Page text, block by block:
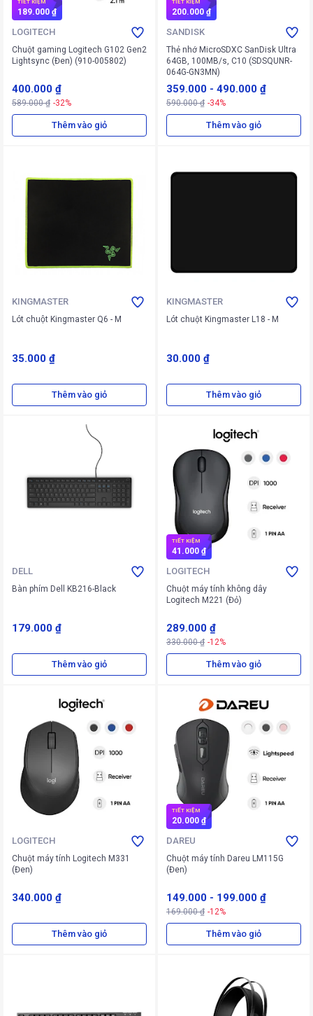
TIẾT KIỆM
189.000 ₫
LOGITECH
Chuột gaming Logitech G102 Gen2
Lightsync (Đen) (910-005802)
400.000 ₫
589.000 ₫ -32%
Thêm vào giỏ
TIẾT KIỆM
200.000 ₫
SANDISK
Thẻ nhớ MicroSDXC SanDisk Ultra
64GB, 100MB/s, C10 (SDSQUNR-
064G-GN3MN)
359.000 - 490.000 ₫
590.000 ₫ -34%
Thêm vào giỏ
KINGMASTER
Lót chuột Kingmaster Q6 - M
35.000 ₫
Thêm vào giỏ
KINGMASTER
Lót chuột Kingmaster L18 - M
30.000 ₫
Thêm vào giỏ
DELL
Bàn phím Dell KB216-Black
179.000 ₫
Thêm vào giỏ
TIẾT KIỆM
41.000 ₫
LOGITECH
Chuột máy tính không dây
Logitech M221 (Đỏ)
289.000 ₫
330.000 ₫ -12%
Thêm vào giỏ
LOGITECH
Chuột máy tính Logitech M331
(Đen)
340.000 ₫
Thêm vào giỏ
TIẾT KIỆM
20.000 ₫
DAREU
Chuột máy tính Dareu LM115G
(Đen)
149.000 - 199.000 ₫
169.000 ₫ -12%
Thêm vào giỏ